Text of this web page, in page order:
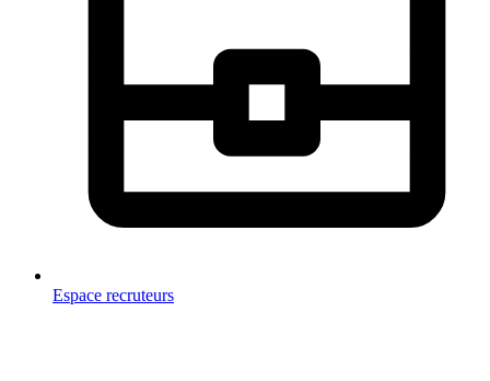
Espace recruteurs